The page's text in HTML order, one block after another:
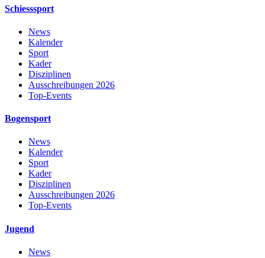
Schiesssport
News
Kalender
Sport
Kader
Disziplinen
Ausschreibungen 2026
Top-Events
Bogensport
News
Kalender
Sport
Kader
Disziplinen
Ausschreibungen 2026
Top-Events
Jugend
News